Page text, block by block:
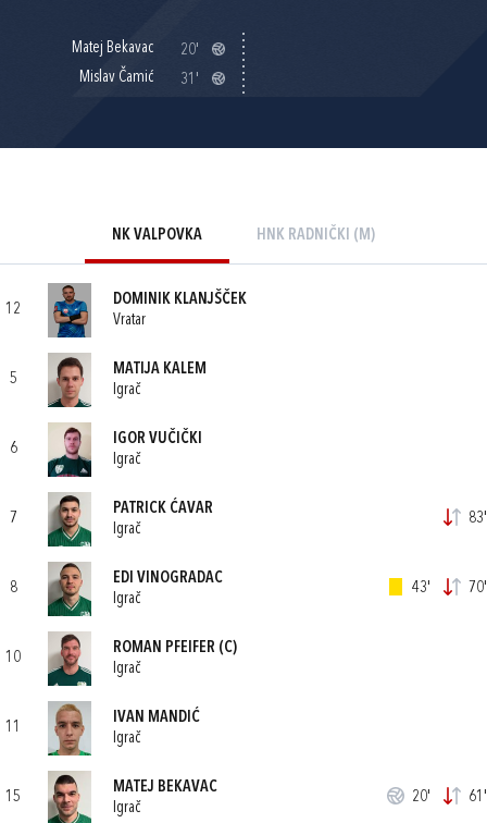
Matej Bekavac
20'
Mislav Čamić
31'
NK VALPOVKA HNK RADNIČKI (M)
12
DOMINIK KLANJŠČEK
Vratar
5
MATIJA KALEM
Igrač
6
IGOR VUČIČKI
Igrač
7
PATRICK ĆAVAR
Igrač
83'
8
EDI VINOGRADAC
Igrač
43' 70'
10
ROMAN PFEIFER (C)
Igrač
11
IVAN MANDIĆ
Igrač
15
MATEJ BEKAVAC
Igrač
20' 61'